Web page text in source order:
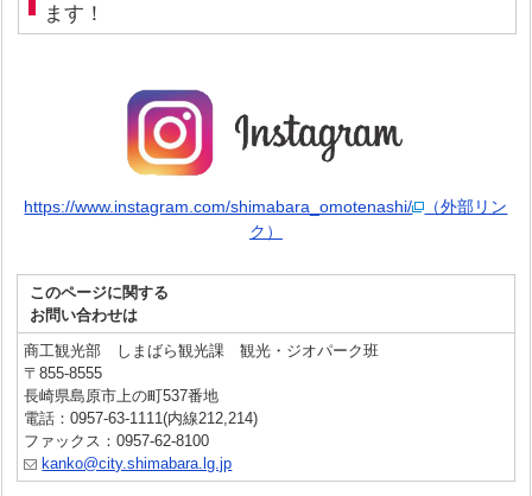
ます！
https://www.instagram.com/shimabara_omotenashi/
（外部リン
ク）
このページに関する
お問い合わせは
商工観光部 しまばら観光課 観光・ジオパーク班
〒855-8555
長崎県島原市上の町537番地
電話：0957-63-1111(内線212,214)
ファックス：0957-62-8100
kanko@city.shimabara.lg.jp